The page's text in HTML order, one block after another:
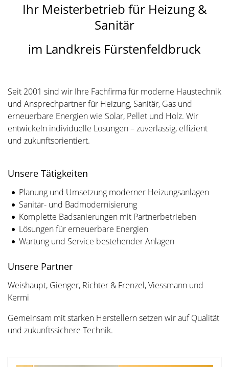
Ihr Meisterbetrieb für Heizung &
Sanitär
im Landkreis Fürstenfeldbruck
Seit 2001 sind wir Ihre Fachfirma für moderne Haustechnik
und Ansprechpartner für Heizung, Sanitär, Gas und
erneuerbare Energien wie Solar, Pellet und Holz. Wir
entwickeln individuelle Lösungen – zuverlässig, effizient
und zukunftsorientiert.
Unsere Tätigkeiten
Planung und Umsetzung moderner Heizungsanlagen
Sanitär- und Badmodernisierung
Komplette Badsanierungen mit Partnerbetrieben
Lösungen für erneuerbare Energien
Wartung und Service bestehender Anlagen
Unsere Partner
Weishaupt, Gienger, Richter & Frenzel, Viessmann und
Kermi
Gemeinsam mit starken Herstellern setzen wir auf Qualität
und zukunftssichere Technik.